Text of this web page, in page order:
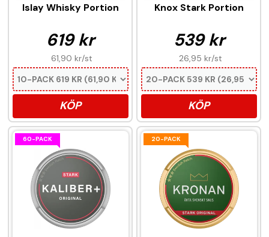
Islay Whisky Portion
619 kr
61,90 kr/st
KÖP
Knox Stark Portion
539 kr
26,95 kr/st
KÖP
60-PACK 20-PACK